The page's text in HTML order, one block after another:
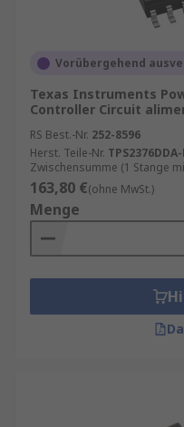
Vorübergehend
Texas Instruments
Controller Circuit
RS Best.-Nr. 252-8596
Herst. Teile-Nr. TPS2376DDA-
Zwischensumme (1 Stange
163,80 €(ohne MwSt.)
Menge